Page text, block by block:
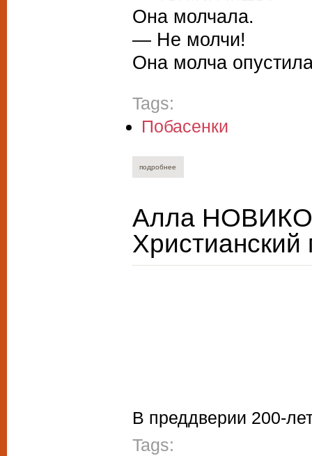
Она молчала.
— Не молчи!
Она молча
Tags:
Побасенки
подробнее
Алла
Христианский
В преддверии 200-
Tags: